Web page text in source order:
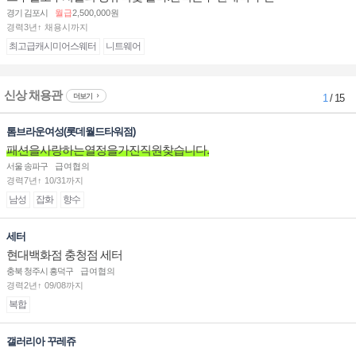
경기 김포시 월급2,500,000원
경력3년↑ 채용시까지
최고급캐시미어스웨터 니트웨어
신상 채용관 더보기 1/ 15
톰브라운여성(롯데월드타워점)
패션을사랑하는열정을가진직원찾습니다.
서울 송파구
급여협의
경력7년↑ 10/31까지
남성 잡화 향수
세터
현대백화점 충청점 세터
충북 청주시 흥덕구
급여협의
경력2년↑ 09/08까지
복합
갤러리아 꾸레쥬